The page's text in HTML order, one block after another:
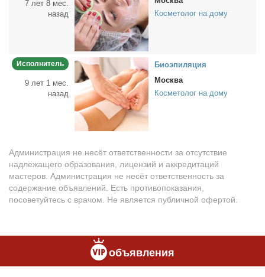
7 лет 8 мес.
назад
Косметолог на дому
Исполнитель
9 лет 1 мес.
назад
Био­эпи­ля­ция
Москва
Косметолог на дому
Администрация не несёт ответственности за отсутствие
надлежащего образования, лицензий и аккредитаций
мастеров. Администрация не несёт ответственность за
содержание объявлений. Есть противопоказания,
посоветуйтесь с врачом. Не является публичной офертой.
объявления